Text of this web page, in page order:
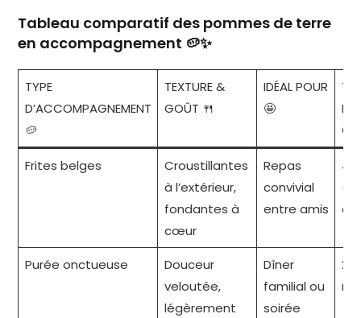
Tableau comparatif des pommes de terre
en accompagnement 🥔✨
TYPE
D’ACCOMPAGNEMENT
🥔
TEXTURE &
GOÛT 🍴
IDÉAL POUR
🤩
⏲️
Frites belges
Croustillantes
à l’extérieur,
fondantes à
cœur
Repas
convivial
entre amis
45
Purée onctueuse
Douceur
veloutée,
légèrement
Dîner
familial ou
soirée